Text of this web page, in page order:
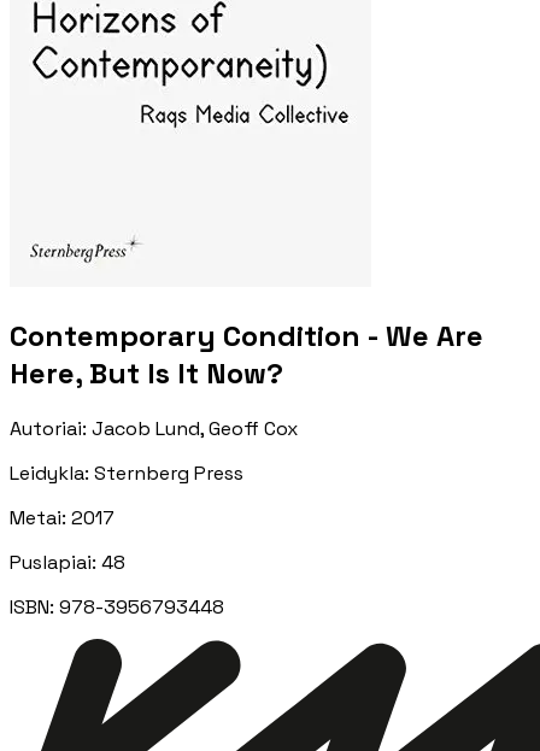
Contemporary Condition - We Are
Here, But Is It Now?
Autoriai: Jacob Lund, Geoff Cox
Leidykla: Sternberg Press
Metai: 2017
Puslapiai: 48
ISBN: 978-3956793448